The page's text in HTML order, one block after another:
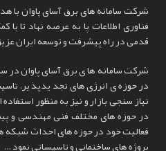
شرکت سامانه های برق آسای پاوان
فناوری اطلاعات پا به عرصه نهاد تا
قدمی در راه پیشرفت و توسعه ایران
در حوزه ی انرژی های تجد یدپذ یر،
نیاز سنجی بازار و نیز به منظور
در حوزه های مختلف فنی مهندسی و
فعالیت خود در حوزه های احداث شبکه
پروژه های ساختمانی و تاسیساتی نمود …